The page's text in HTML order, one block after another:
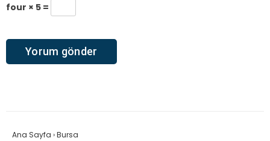
four × 5 =
Ana Sayfa ›Bursa